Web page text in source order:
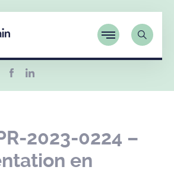
2023-0224 –
en